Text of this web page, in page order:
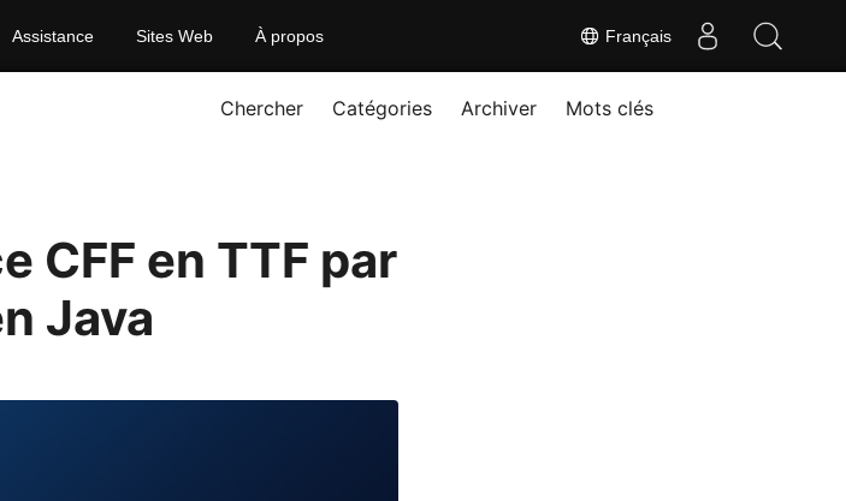
Français
Assistance Sites Web À propos
Chercher Catégories Archiver Mots clés
CFF en TTF par
Java